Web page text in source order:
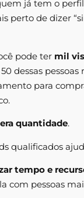
já tem o
perto de dizer
pode ter mil
dessas
para
quantidade.
qualificados
tempo e
com pessoas